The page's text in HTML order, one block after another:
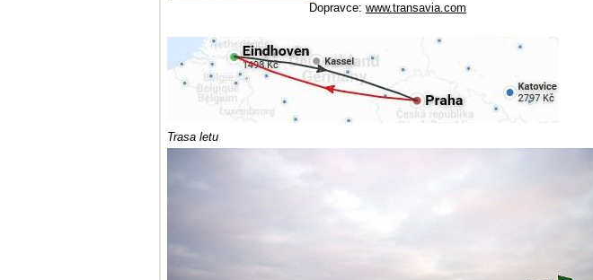
Dopravce: www.transavia.com
Trasa letu